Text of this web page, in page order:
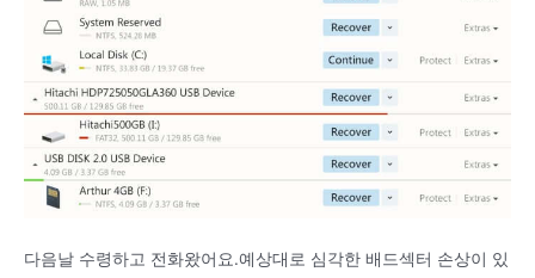
다음날 수령하고 전화왔어요.예상대로 심각한 배드섹터 손상이 있